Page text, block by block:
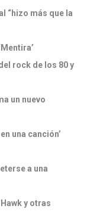
“hizo más que la
rock de los 80 y
un nuevo
una canción’
a una
y otras